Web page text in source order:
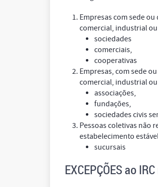
Empresas com sede
comercial, industrial
sociedades
comerciais,
cooperativas
Empresas, com sede
comercial, industrial
associações,
fundações,
sociedades civis
Pessoas coletivas não
estabelecimento
sucursais
EXCEPÇÕES ao